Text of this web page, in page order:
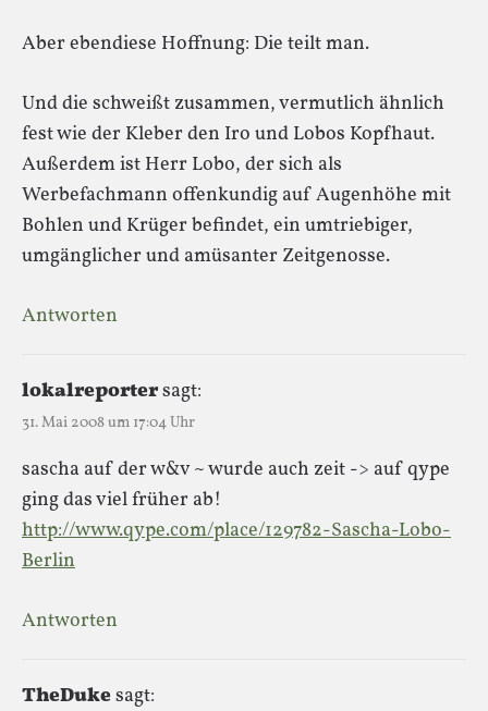
Aber ebendiese Hoffnung: Die teilt man.
Und die schweißt zusammen, vermutlich ähnlich
fest wie der Kleber den Iro und Lobos Kopfhaut.
Außerdem ist Herr Lobo, der sich als
Werbefachmann offenkundig auf Augenhöhe mit
Bohlen und Krüger befindet, ein umtriebiger,
umgänglicher und amüsanter Zeitgenosse.
Antworten
lokalreportersagt:
31. Mai 2008 um 17:04 Uhr
sascha auf der w&v ~ wurde auch zeit -> auf qype
ging das viel früher ab!
http://www.qype.com/place/129782-Sascha-Lobo-
Berlin
Antworten
TheDukesagt: